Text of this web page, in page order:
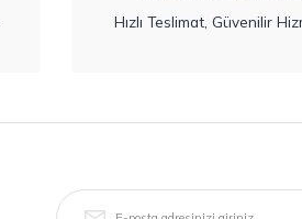
Hızlı Teslimat, Güvenilir